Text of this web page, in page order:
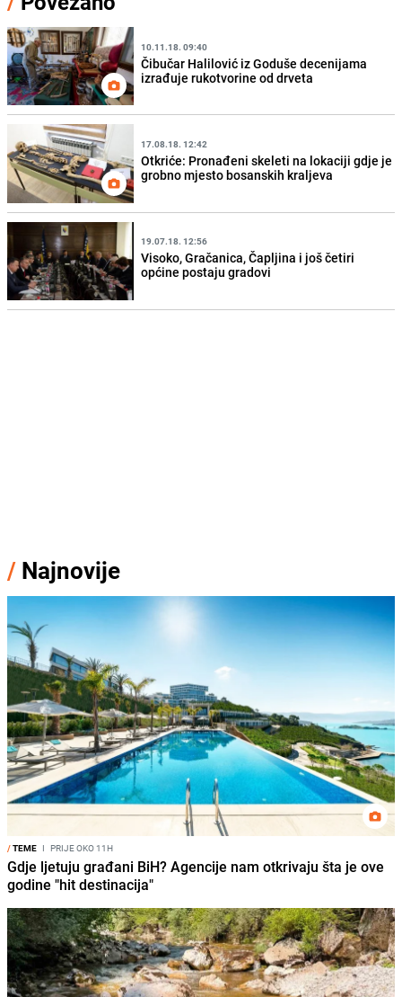
10.11.18. 09:40
Čibučar Halilović iz Goduše decenijama
izrađuje rukotvorine od drveta
17.08.18. 12:42
Otkriće: Pronađeni skeleti na lokaciji gdje je
grobno mjesto bosanskih kraljeva
19.07.18. 12:56
Visoko, Gračanica, Čapljina i još četiri
općine postaju gradovi
/ Najnovije
/TEME I PRIJE OKO 11H
Gdje ljetuju građani BiH? Agencije nam otkrivaju šta je ove
godine "hit destinacija"